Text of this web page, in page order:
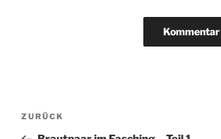
Beitragsnavigation
Vorheriger
Beitrag
ZURÜCK